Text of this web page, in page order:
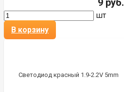
9 руб.
шт
В корзину
Светодиод красный 1.9-2.2V 5mm